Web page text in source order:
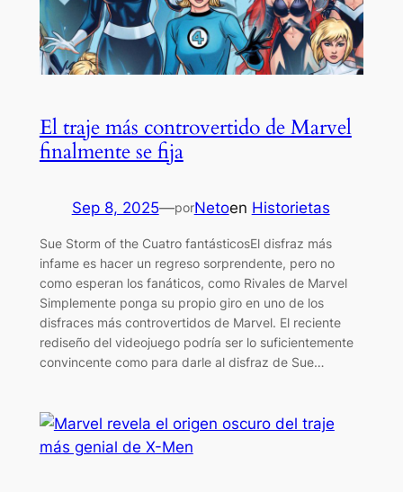
El traje más controvertido de Marvel
finalmente se fija
Sep 8, 2025—porNetoen Historietas
Sue Storm of the Cuatro fantásticosEl disfraz más
infame es hacer un regreso sorprendente, pero no
como esperan los fanáticos, como Rivales de Marvel
Simplemente ponga su propio giro en uno de los
disfraces más controvertidos de Marvel. El reciente
rediseño del videojuego podría ser lo suficientemente
convincente como para darle al disfraz de Sue…